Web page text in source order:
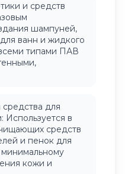
и средств
шампуней,
ванн и жидкого
типами ПАВ
для
Используется в
средств
и пенок для
кожи и